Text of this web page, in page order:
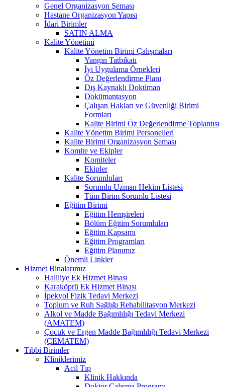
Genel Organizasyon Şeması
Hastane Organizasyon Yapısı
İdari Birimler
SATIN ALMA
Kalite Yönetimi
Kalite Yönetim Birimi Çalışmaları
Yangın Tatbikatı
İyi Uygulama Örnekleri
Öz Değerlendirme Planı
Dış Kaynaklı Doküman
Dokümantasyon
Çalışan Hakları ve Güvenliği Birimi
Formları
Kalite Birimi Öz Değerlendirme Toplantısı
Kalite Yönetim Birimi Personelleri
Kalite Birimi Organizasyon Şeması
Komite ve Ekipler
Komiteler
Ekipler
Kalite Sorumluları
Sorumlu Uzman Hekim Listesi
Tüm Birim Sorumlu Listesi
Eğitim Birimi
Eğitim Hemşireleri
Bölüm Eğitim Sorumluları
Eğitim Kapsamı
Eğitim Programları
Eğitim Planımız
Önemli Linkler
Hizmet Binalarımız
Haliliye Ek Hizmet Binası
Karaköprü Ek Hizmet Binası
İpekyol Fizik Tedavi Merkezi
Toplum ve Ruh Sağlığı Rehabilitasyon Merkezi
Alkol ve Madde Bağımlılığı Tedavi Merkezi
(AMATEM)
Çocuk ve Ergen Madde Bağımlılığı Tedavi Merkezi
(ÇEMATEM)
Tıbbi Birimler
Kliniklerimiz
Acil Tıp
Klinik Hakkında